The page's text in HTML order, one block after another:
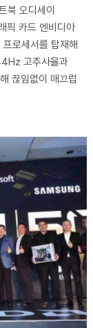
북 오디세이
픽 카드 엔비디아
로세서를 탑재해
고주사율과
끊임없이 매끄럽